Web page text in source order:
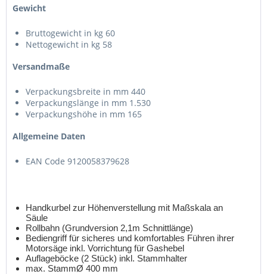
Gewicht
Bruttogewicht in kg 60
Nettogewicht in kg 58
Versandmaße
Verpackungsbreite in mm 440
Verpackungslänge in mm 1.530
Verpackungshöhe in mm 165
Allgemeine Daten
EAN Code 9120058379628
Handkurbel zur Höhenverstellung mit Maßskala an
Säule
Rollbahn (Grundversion 2,1m Schnittlänge)
Bediengriff für sicheres und komfortables Führen ihrer
Motorsäge inkl. Vorrichtung für Gashebel
Auflageböcke (2 Stück) inkl. Stammhalter
max. StammØ 400 mm